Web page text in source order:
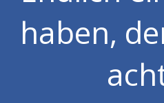
haben,